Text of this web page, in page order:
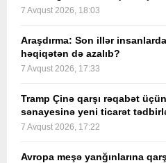
7 Avqust 2026, 18:03
Araşdırma: Son illər
həqiqətən də azalıb?
7 Avqust 2026, 17:33
Tramp Çinə qarşı rəqabət
sənayesinə yeni ticarət
7 Avqust 2026, 17:22
Avropa meşə yanğınlarına